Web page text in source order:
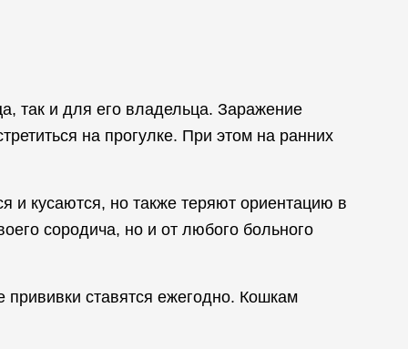
так и для его владельца. Заражение
на прогулке. При этом на ранних
и кусаются, но также теряют ориентацию в
сородича, но и от любого больного
ставятся ежегодно. Кошкам